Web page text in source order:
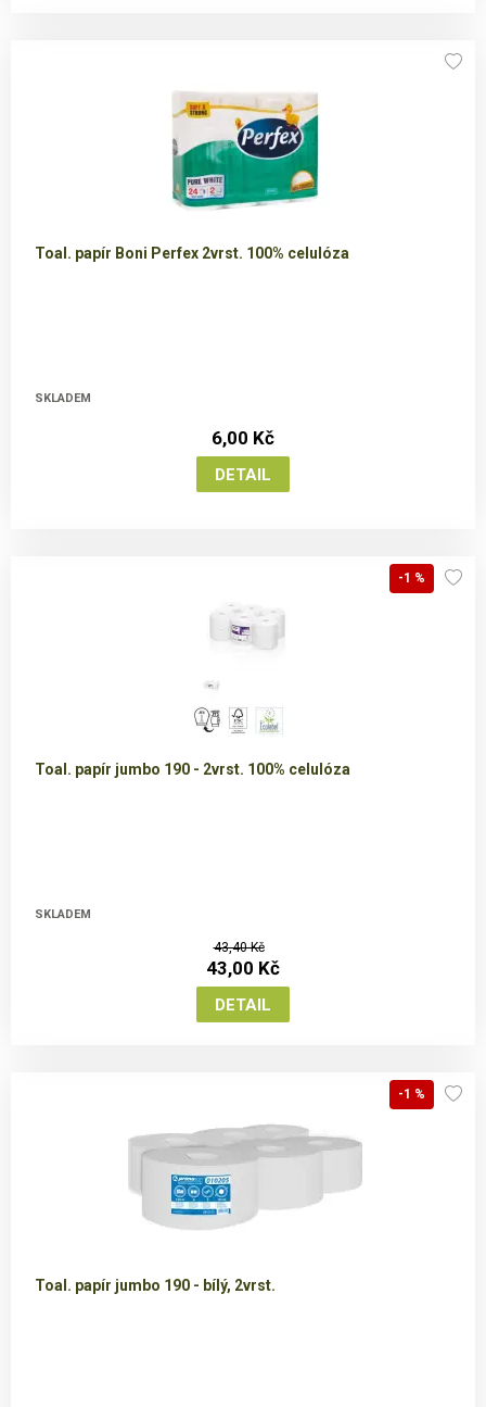
Toal. papír Boni Perfex 2vrst. 100% celulóza
SKLADEM
6,00 Kč
-1 %
Toal. papír jumbo 190 - 2vrst. 100% celulóza
SKLADEM
43,40 Kč
43,00 Kč
-1 %
Toal. papír jumbo 190 - bílý, 2vrst.